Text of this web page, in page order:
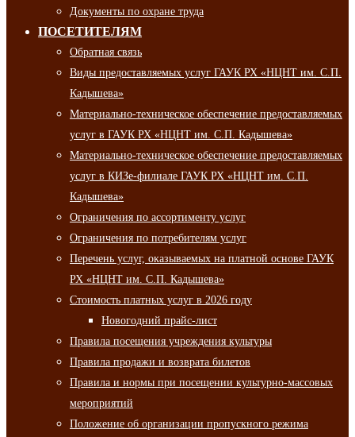
Документы по охране труда
ПОСЕТИТЕЛЯМ
Обратная связь
Виды предоставляемых услуг ГАУК РХ «НЦНТ им. С.П.
Кадышева»
Материально-техническое обеспечение предоставляемых
услуг в ГАУК РХ «НЦНТ им. С.П. Кадышева»
Материально-техническое обеспечение предоставляемых
услуг в КИЗе-филиале ГАУК РХ «НЦНТ им. С.П.
Кадышева»
Ограничения по ассортименту услуг
Ограничения по потребителям услуг
Перечень услуг, оказываемых на платной основе ГАУК
РХ «НЦНТ им. С.П. Кадышева»
Стоимость платных услуг в 2026 году
Новогодний прайс-лист
Правила посещения учреждения культуры
Правила продажи и возврата билетов
Правила и нормы при посещении культурно-массовых
мероприятий
Положение об организации пропускного режима